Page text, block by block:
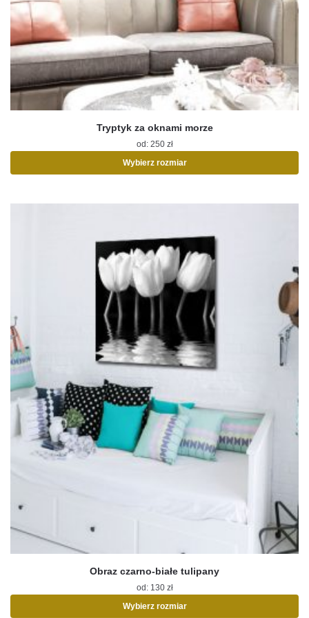
Tryptyk za oknami morze
od: 250 zł
Wybierz rozmiar
wariantów.
Opcje
można
wybrać
na
stronie
produktu
Obraz czarno-białe tulipany
od: 130 zł
Wybierz rozmiar